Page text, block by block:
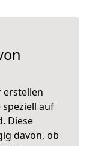
auf
Diese
davon, ob